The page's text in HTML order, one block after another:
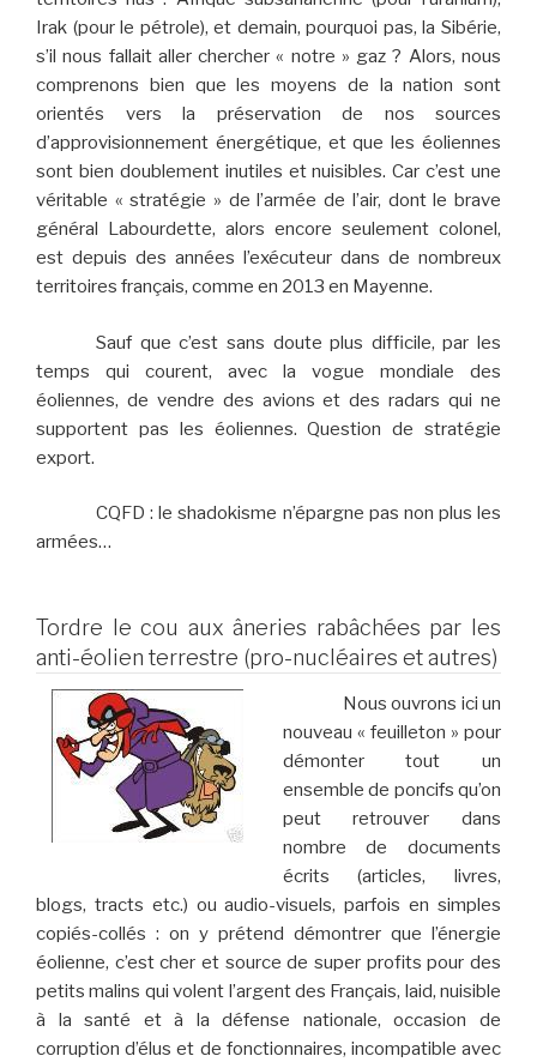
Irak (pour le pétrole), et demain, pourquoi pas, la Sibérie,
s’il nous fallait aller chercher « notre » gaz ? Alors, nous
comprenons bien que les moyens de la nation sont
orientés vers la préservation de nos sources
d’approvisionnement énergétique, et que les éoliennes
sont bien doublement inutiles et nuisibles. Car c’est une
véritable « stratégie » de l’armée de l’air, dont le brave
général Labourdette, alors encore seulement colonel,
est depuis des années l’exécuteur dans de nombreux
territoires français, comme en 2013 en Mayenne.
Sauf que c’est sans doute plus difficile, par les
temps qui courent, avec la vogue mondiale des
éoliennes, de vendre des avions et des radars qui ne
supportent pas les éoliennes. Question de stratégie
export.
CQFD : le shadokisme n’épargne pas non plus les
armées…
Tordre le cou aux âneries rabâchées par les
anti-éolien terrestre (pro-nucléaires et autres)
Nous ouvrons ici un
nouveau « feuilleton » pour
démonter tout un
ensemble de poncifs qu’on
peut retrouver dans
nombre de documents
écrits (articles, livres,
blogs, tracts etc.) ou audio-visuels, parfois en simples
copiés-collés : on y prétend démontrer que l’énergie
éolienne, c’est cher et source de super profits pour des
petits malins qui volent l’argent des Français, laid, nuisible
à la santé et à la défense nationale, occasion de
corruption d’élus et de fonctionnaires, incompatible avec